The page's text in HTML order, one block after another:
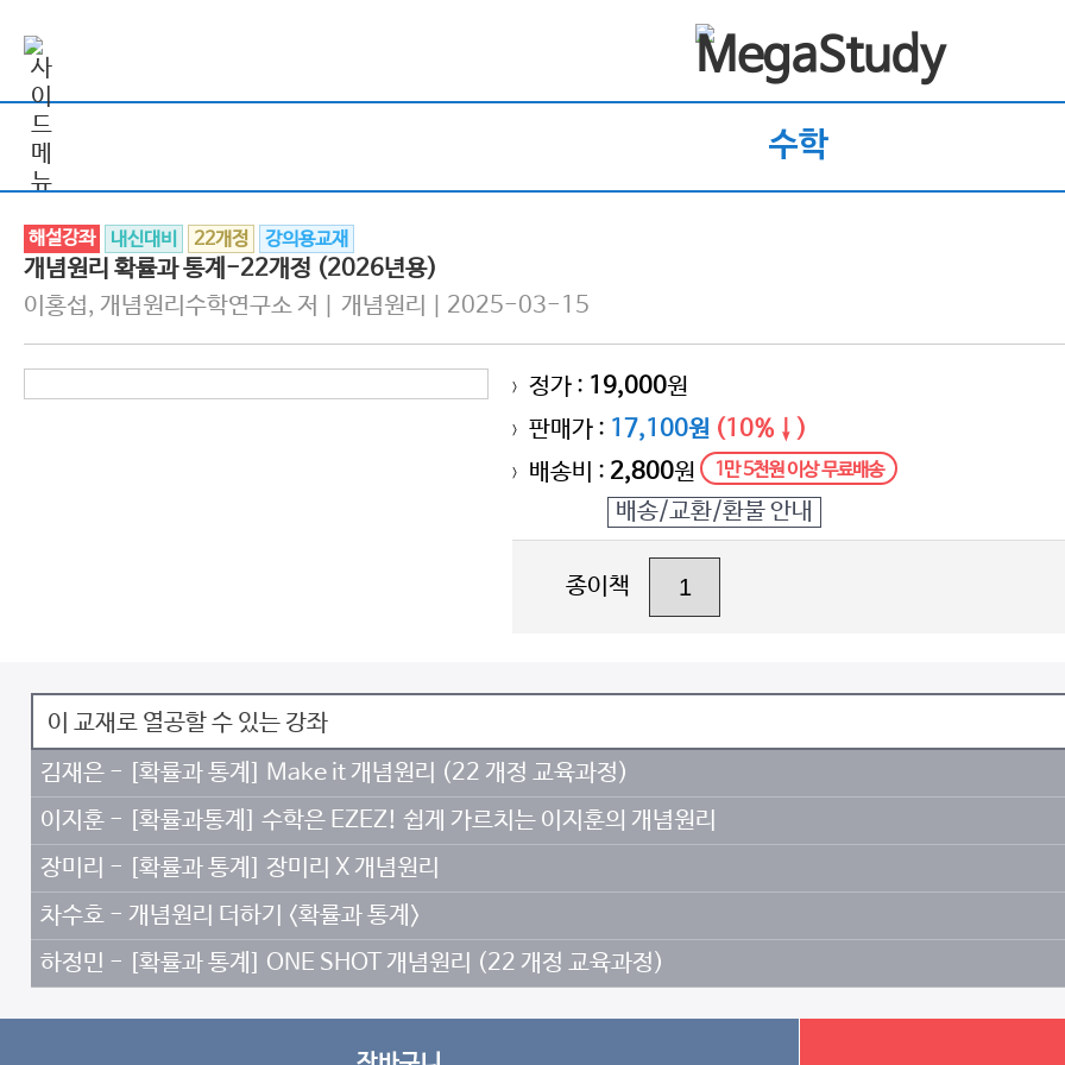
수학
해설강좌 내신대비 22개정 강의용교재
개념원리 확률과 통계-22개정 (2026년용)
이홍섭, 개념원리수학연구소 저 | 개념원리 | 2025-03-15
> 정가 : 19,000원
> 판매가 : 17,100원 (10%↓)
> 배송비 : 2,800원 1만 5천원 이상 무료배송
배송/교환/환불 안내
종이책
이 교재로 열공할 수 있는 강좌
김재은 - [확률과 통계] Make it 개념원리 (22 개정 교육과정)
이지훈 - [확률과통계] 수학은 EZEZ! 쉽게 가르치는 이지훈의 개념원리
장미리 - [확률과 통계] 장미리 X 개념원리
차수호 - 개념원리 더하기 <확률과 통계>
하정민 - [확률과 통계] ONE SHOT 개념원리 (22 개정 교육과정)